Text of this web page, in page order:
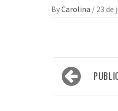
ByCarolina / 23 de
Navegação
por